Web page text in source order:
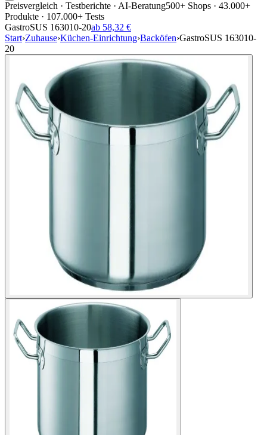
Preisvergleich · Testberichte · AI-Beratung500+ Shops · 43.000+
Produkte · 107.000+ Tests
GastroSUS 163010-20ab 58,32 €
Start›Zuhause›Küchen-Einrichtung›Backöfen›GastroSUS 163010-
20